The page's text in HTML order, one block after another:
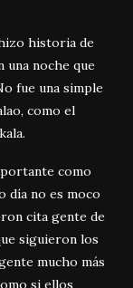
historia de
una noche que
fue una simple
como el
como
día no es moco
cita gente de
siguieron los
mucho más
si ellos